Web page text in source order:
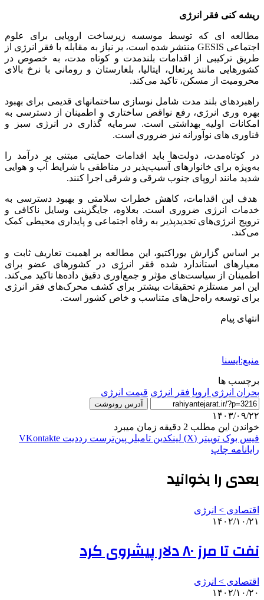
ریشه کنی فقر انرژی
مطالعه ای که توسط موسسه زیرساخت اروپایی برای علوم
اجتماعی GESIS منتشر شده است، بر نیاز به مقابله با فقر انرژی از
طریق ترکیبی از اقدامات بلندمدت و کوتاه مدت، به خصوص در
کشورهایی مانند پرتغال، ایتالیا، بلغارستان و رومانی با نرخ بالای
محرومیت از مسکن، تاکید می‌کند.
راهبردهای بلند مدت شامل نوسازی ساختمانهای قدیمی برای بهبود
بهره وری انرژی، رفع نواقص ساختاری و اطمینان از دسترسی به
امکانات اولیه بهداشتی است. سرمایه گذاری در انرژی سبز و
فناوری های نوآورانه نیز ضروری است.
در کوتاه‌مدت، دولت‌ها باید اقدامات حمایتی مبتنی بر درآمد را
به‌ویژه برای خانوارهای آسیب‌پذیر در مناطقی با شرایط آب و هوایی
شدید مانند اروپای جنوب شرقی و شرقی اجرا کنند.
هدف این اقدامات، کاهش خطرات سلامتی و بهبود دسترسی به
خدمات انرژی ضروری است. بعلاوه، جایگزینی وسایل ناکافی و
ترویج انرژی‌های تجدیدپذیر به رفاه اجتماعی و پایداری محیطی کمک
می‌کند.
بر اساس گزارش یوراکتیو، این مطالعه بر اهمیت تعاریف ثابت و
معیارهای استاندارد شده فقر انرژی در کشورهای عضو برای
اطمینان از سیاست‌های مؤثر و جمع‌آوری دقیق داده‌ها تاکید می‌کند.
این امر مستلزم تحقیقات بیشتر برای کشف محرک‌های فقر انرژی
برای توسعه راه‌حل‌های متناسب و خاص کشور است.
انتهای پیام
منبع:ایسنا
برچسب ها
بحران انرژی اروپا فقر انرژی قیمت انرژی
آدرس رونوشت
۱۴۰۳/۰۹/۲۲
خواندن این مطلب 2 دقیقه زمان میبرد
فیس بوک توییتر (X) لینکدین ‫تامبلر ‫پین‌ترست ‫رددیت ‫VKontakte
رایانامه چاپ
بعدی را بخوانید
اقتصادی > انرژی
۱۴۰۲/۱۰/۲۱
نفت تا مرز ۸۰ دلار پیشروی کرد
اقتصادی > انرژی
۱۴۰۲/۱۰/۲۰